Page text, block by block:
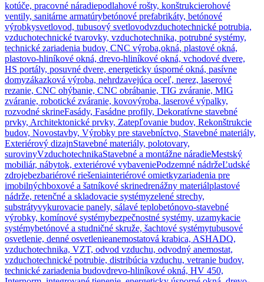
kotúče, pracovné náradiepodlahové rošty, konštrukcierohové
ventily, sanitárne armatúrybetónové prefabrikáty, betónové
výrobkysvetlovod, tubusový svetlovodvzduchotechnické potrubia,
vzduchotechnické tvarovky, vzduchotechnika, potrubné systémy,
technické zariadenia budov, CNC výroba,okná, plastové okná,
plastovo-hliníkové okná, drevo-hliníkové okná, vchodové dvere,
HS portály, posuvné dvere, energeticky úsporné okná, pasívne
domyzákazková výroba, nehrdzavejúca oceľ, nerez, laserové
rezanie, CNC ohýbanie, CNC obrábanie, TIG zváranie, MIG
zváranie, robotické zváranie, kovovýroba, laserové výpalky,
rozvodné skrineFasády, Fasádne profily, Dekoratívne stavebné
prvky, Architektonické prvky, Zatepľovanie budov, Rekonštrukcie
budov, Novostavby, Výrobky pre stavebníctvo, Stavebné materiály,
Exteriérový dizajnStavebné materiály, polotovary,
surovinyVzduchotechnikaStavebné a montážne náradieMestský
mobiliár, nábytok, exteriérové vybaveniePodzemné nádržeĽudské
zdrojebezbariérové riešeniainteriérové omietkyzariadenia pre
imobilnýchboxové a šatníkové skrinedrenážny materiálplastové
nádrže, retenčné a skladovacie systémyzelené strechy,
substrátyvykurovacie panely, sálavé teplobetónovo-stavebné
výrobky, komínové systémybezpečnostné systémy, uzamykacie
systémybetónové a studničné skruže, šachtové systémytubusové
osvetlenie, denné osvetlenieanemostatová krabica, ASHADQ,
vzduchotechnika, VZT, odvod vzduchu, odvodný anemostat,
vzduchotechnické potrubie, distribúcia vzduchu, vetranie budov,
technické zariadenia budovdrevo-hliníkové okná, HV 450,